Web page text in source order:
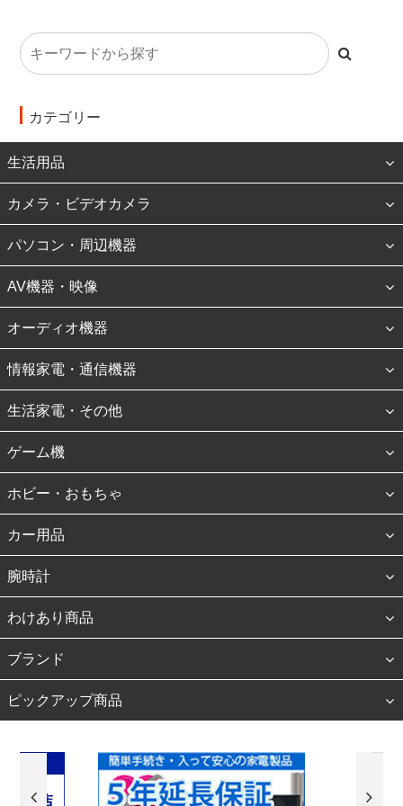
カテゴリー
生活用品
カメラ・ビデオカメラ
パソコン・周辺機器
AV機器・映像
オーディオ機器
情報家電・通信機器
生活家電・その他
ゲーム機
ホビー・おもちゃ
カー用品
腕時計
わけあり商品
ブランド
ピックアップ商品